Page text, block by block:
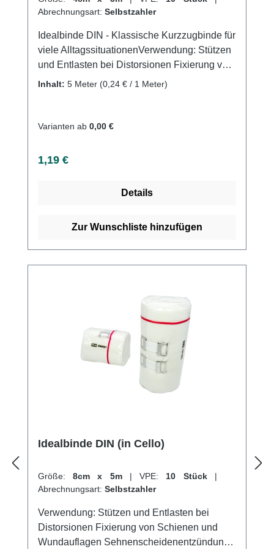
Abrechnungsart: Selbstzahler
Idealbinde DIN - Klassische Kurzzugbinde für
viele AlltagssituationenVerwendung: Stützen
und Entlasten bei Distorsionen Fixierung von
Schienen und Wundauflagen
und phlebologische Kompression an den
LymphologieKontusionen Sportverletzungen
Baumwolle Waschbar bei 95
Eigenschaften: Textilelastizität Rutschfest
von unserem schnellen Versand und
unserem hervorragenden Kundenservice.
Inhalt: 5 Meter (0,24 € / 1 Meter)
Varianten ab 0,00 €
Regulärer Preis:
1,19 €
Details
Zur Wunschliste hinzufügen
Idealbinde DIN (in Cello)
Größe: 8cm x 5m | VPE: 10 Stück |
Abrechnungsart: Selbstzahler
Verwendung: Stützen und Entlasten bei
Distorsionen Fixierung von Schienen und
Wundauflagen Sehnenscheidenentzündung